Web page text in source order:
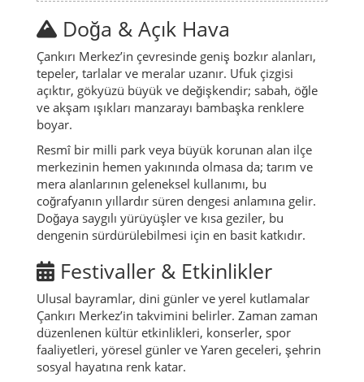
Doğa & Açık Hava
Çankırı Merkez’in çevresinde geniş bozkır alanları,
tepeler, tarlalar ve meralar uzanır. Ufuk çizgisi
açıktır, gökyüzü büyük ve değişkendir; sabah, öğle
ve akşam ışıkları manzarayı bambaşka renklere
boyar.
Resmî bir milli park veya büyük korunan alan ilçe
merkezinin hemen yakınında olmasa da; tarım ve
mera alanlarının geleneksel kullanımı, bu
coğrafyanın yıllardır süren dengesi anlamına gelir.
Doğaya saygılı yürüyüşler ve kısa geziler, bu
dengenin sürdürülebilmesi için en basit katkıdır.
Festivaller & Etkinlikler
Ulusal bayramlar, dini günler ve yerel kutlamalar
Çankırı Merkez’in takvimini belirler. Zaman zaman
düzenlenen kültür etkinlikleri, konserler, spor
faaliyetleri, yöresel günler ve Yaren geceleri, şehrin
sosyal hayatına renk katar.